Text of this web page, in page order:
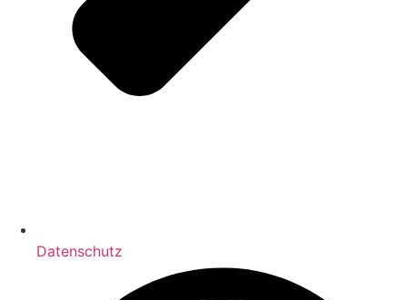
Datenschutz